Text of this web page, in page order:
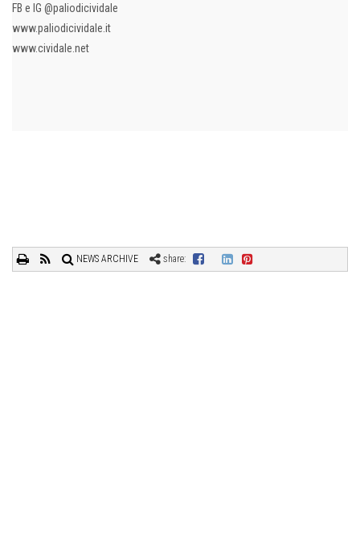
FB e IG @paliodicividale
www.paliodicividale.it
www.cividale.net
NEWS ARCHIVE share: